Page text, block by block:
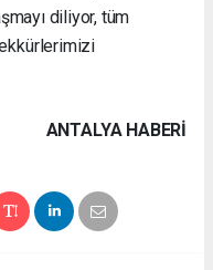
diliyor, tüm
ANTALYA HABERİ